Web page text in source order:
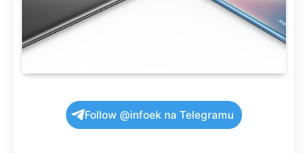
Follow @infoek na Telegramu